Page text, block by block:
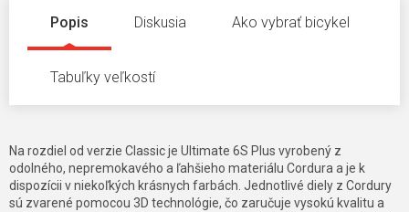
Popis Diskusia Ako vybrať bicykel
Tabuľky veľkostí
Na rozdiel od verzie Classic je Ultimate 6S Plus vyrobený z
odolného, nepremokavého a ľahšieho materiálu Cordura a je k
dispozícii v niekoľkých krásnych farbách. Jednotlivé diely z Cordury
sú zvarené pomocou 3D technológie, čo zaručuje vysokú kvalitu a